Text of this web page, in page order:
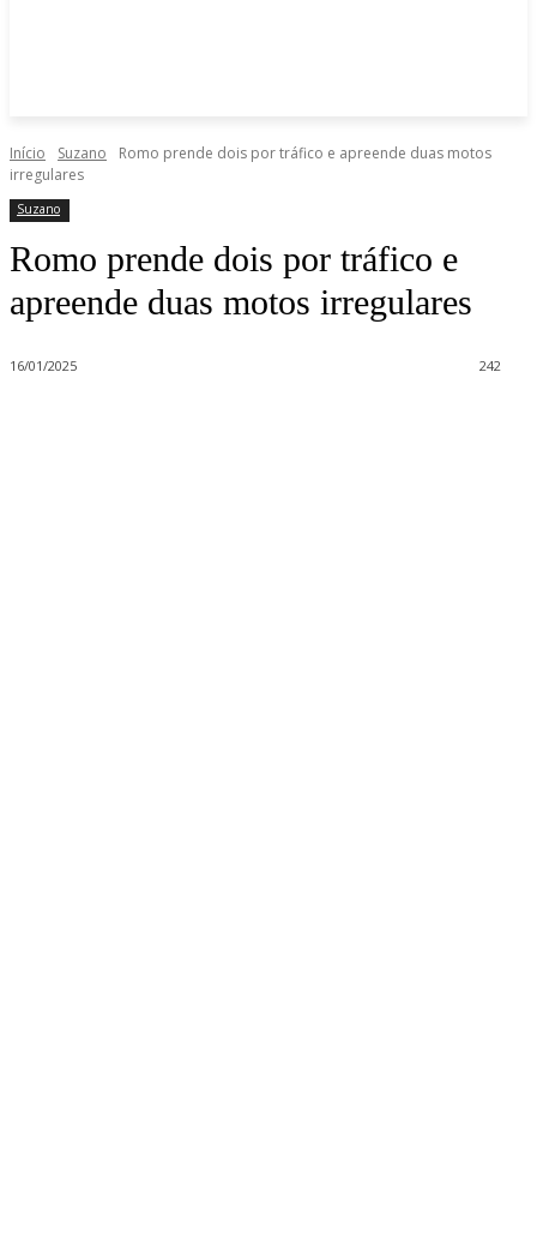
Início Suzano
Romo prende dois por tráfico e apreende duas motos
irregulares
Suzano
Romo prende dois por tráfico e
apreende duas motos irregulares
16/01/2025 242